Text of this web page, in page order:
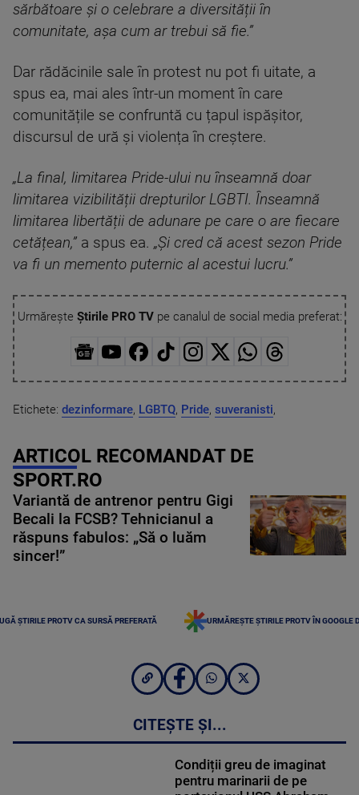
sărbătoare și o celebrare a diversității în
comunitate, așa cum ar trebui să fie.”
Dar rădăcinile sale în protest nu pot fi uitate, a
spus ea, mai ales într-un moment în care
comunitățile se confruntă cu țapul ispășitor,
discursul de ură și violența în creștere.
„La final, limitarea Pride-ului nu înseamnă doar
limitarea vizibilității drepturilor LGBTI. Înseamnă
limitarea libertății de adunare pe care o are fiecare
cetățean,” a spus ea. „Și cred că acest sezon Pride
va fi un memento puternic al acestui lucru.”
Urmărește Știrile PRO TVpe canalul de social media preferat:
Etichete: dezinformare, LGBTQ, Pride, suveranisti,
ARTICOL RECOMANDAT DE
SPORT.RO
Variantă de antrenor pentru Gigi
Becali la FCSB? Tehnicianul a
răspuns fabulos: „Să o luăm
sincer!”
ȘTIRILE PROTV CA SURSĂ PREFERATĂ URMĂREȘTE ȘTIRILE PROTV ÎN GOOGLE
CITEȘTE ȘI...
Condiții greu de imaginat
pentru marinarii de pe